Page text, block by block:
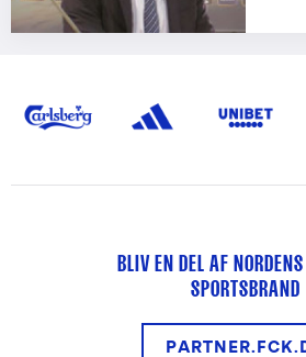
BLIV EN DEL AF
SPORTSBRAND